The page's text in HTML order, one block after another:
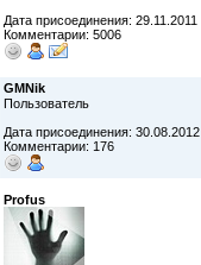
Дата присоединения: 29.11.2011
Комментарии: 5006
GMNik
Пользователь
Дата присоединения: 30.08.2012
Комментарии: 176
Profus